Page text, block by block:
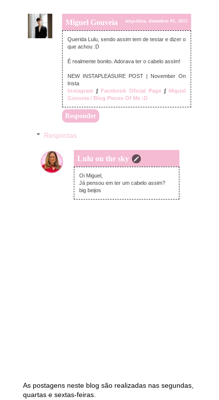
Miguel Gouveia terça-feira, dezembro 01, 2015
Querida Lulu, sendo assim tem de testar e dizer o
que achou :D
É realmente bonito. Adorava ter o cabelo assim!
NEW INSTAPLEASURE POST | November On
Insta
Instagram ∫ Facebook Oficial Page ∫ Miguel
Gouveia / Blog Pieces Of Me :D
Responder
Respostas
Lulu on the sky
terça-feira, dezembro 01, 2015
Oi Miguel,
Já pensou em ter um cabelo assim?
big beijos
As postagens neste blog são realizadas nas segundas,
quartas e sextas-feiras.